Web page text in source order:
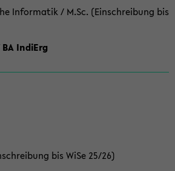
Informatik / M.Sc. (Einschreibung bis
IndiErg
bis WiSe 25/26)